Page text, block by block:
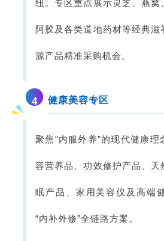
纽。专区重点展示灵芝、燕窝
阿胶及各类道地药材等经典滋
源产品精准采购机会。
4 健康美容专区
聚焦“内服外养”的现代健康理
容营养品、功效修护产品、天
眠产品、家用美容仪及高端
“内补外修”全链路方案。